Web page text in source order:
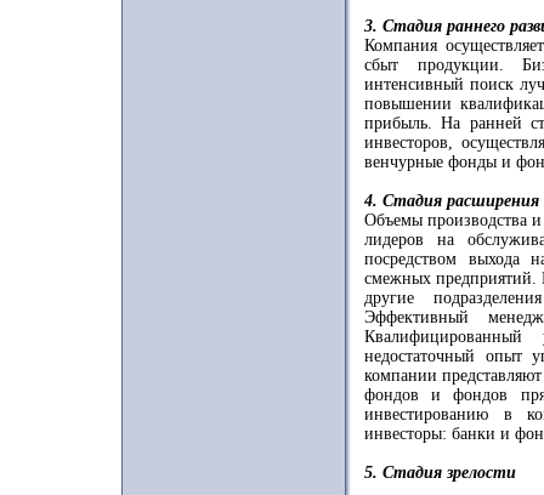
3. Стадия раннего
Компания
сбыт продукции.
интенсивный поиск
повышении
прибыль. На ранней
инвесторов,
венчурные фонды и
4. Стадия расширения
Объемы производства
лидеров на
посредством выхода
смежных предприятий.
другие
Эффективный
Квалифицированный
недостаточный опыт
компании
фондов и фондов
инвестированию в
инвесторы: банки и
5. Стадия зрелости